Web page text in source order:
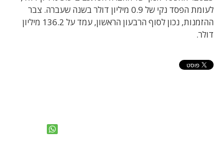
לעומת הפסד נקי של 0.9 מיליון דולר בשנה שעברה. צבר
ההזמנות, נכון לסוף הרבעון הראשון, עמד על 136.2 מיליון
דולר.